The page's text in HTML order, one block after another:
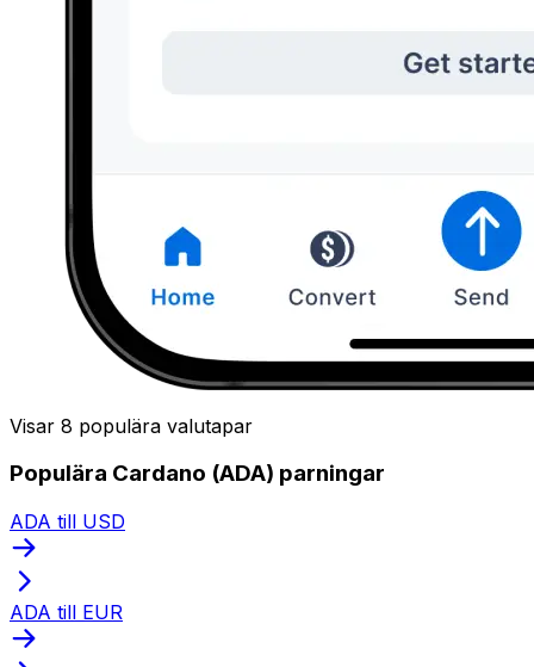
Visar 8 populära valutapar
Populära Cardano (ADA) parningar
ADA till USD
ADA till EUR